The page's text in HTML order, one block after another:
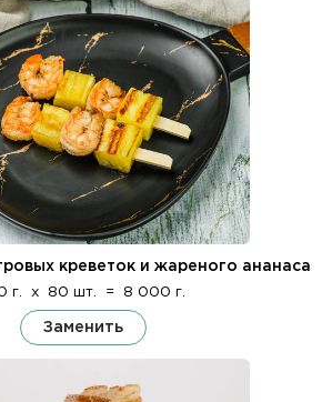
креветок и жареного ананаса
г. x 80 шт. = 8 000 г.
Заменить